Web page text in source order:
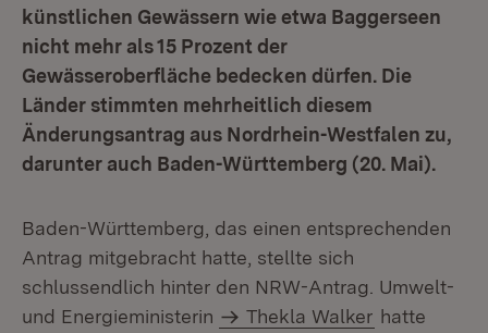
künstlichen Gewässern wie etwa Baggerseen
nicht mehr als 15 Prozent der
Gewässeroberfläche bedecken dürfen. Die
Länder stimmten mehrheitlich diesem
Änderungsantrag aus Nordrhein-Westfalen zu,
darunter auch Baden-Württemberg (20. Mai).
Baden-Württemberg, das einen entsprechenden
Antrag mitgebracht hatte, stellte sich
schlussendlich hinter den NRW-Antrag. Umwelt-
und Energieministerin
Thekla Walker hatte